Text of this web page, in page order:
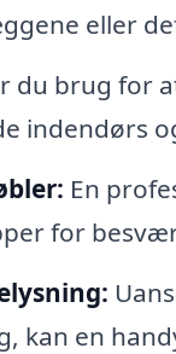
eller
du brug for
indendørs
En
for
kan en